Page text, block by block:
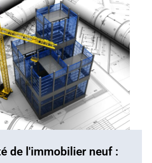
de l'immobilier neuf :